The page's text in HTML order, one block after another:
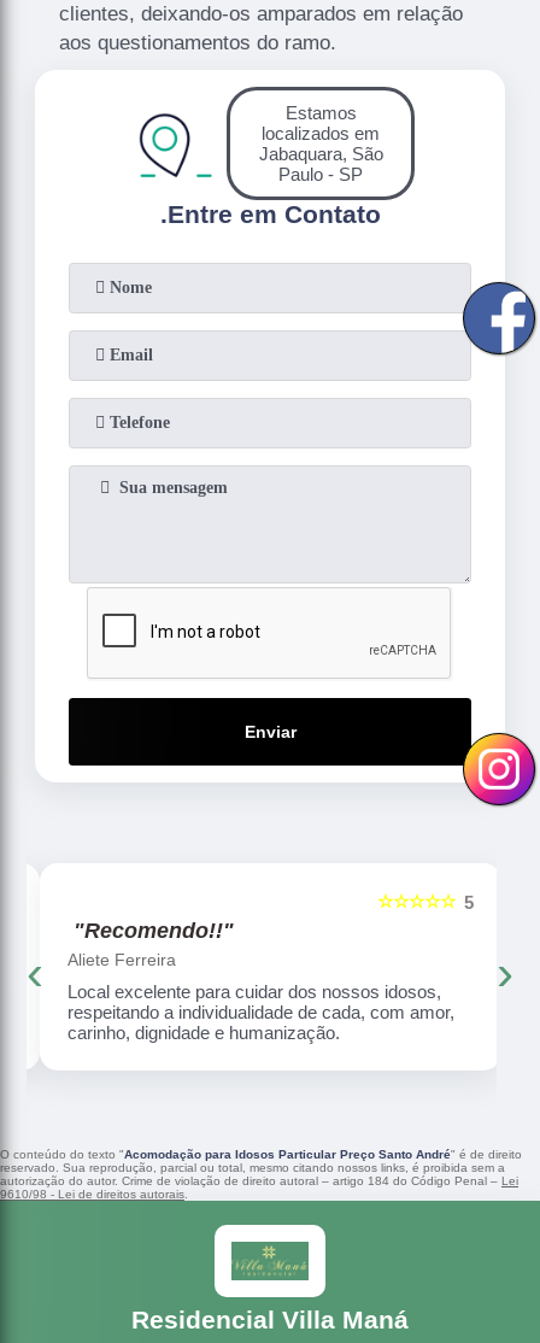
clientes, deixando-os amparados em relação
aos questionamentos do ramo.
.Entre em Contato
Estamos
localizados em
Jabaquara, São
Paulo - SP
Enviar
5
☆☆☆☆☆
"Recomendo!!"
Aliete Ferreira
Local excelente para cuidar dos nossos idosos,
respeitando a individualidade de cada, com amor,
carinho, dignidade e humanização.
‹ ›
O conteúdo do texto "Acomodação para Idosos Particular Preço Santo André" é de direito
reservado. Sua reprodução, parcial ou total, mesmo citando nossos links, é proibida sem a
autorização do autor. Crime de violação de direito autoral – artigo 184 do Código Penal – Lei
9610/98 - Lei de direitos autorais
Residencial Villa Maná